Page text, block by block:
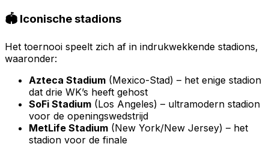
🏟️ Iconische stadions
Het toernooi speelt zich af in indrukwekkende stadions,
waaronder:
Azteca Stadium (Mexico-Stad) – het enige stadion
dat drie WK’s heeft gehost
SoFi Stadium (Los Angeles) – ultramodern stadion
voor de openingswedstrijd
MetLife Stadium (New York/New Jersey) – het
stadion voor de finale